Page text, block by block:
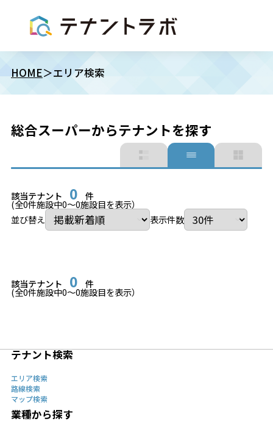
HOME エリア検索
総合スーパーからテナントを探す
該当テナント 0 件
(全0件施設中0〜0施設目を表示）
並び替え
表示件数
該当テナント 0 件
(全0件施設中0〜0施設目を表示）
テナント検索
エリア検索
路線検索
マップ検索
業種から探す